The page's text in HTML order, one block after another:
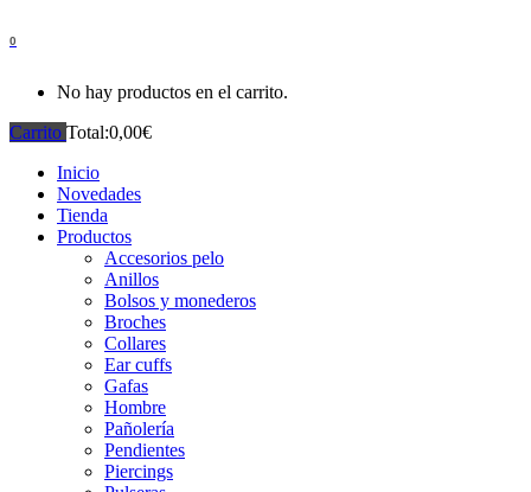
0
No hay productos en el carrito.
Carrito Total:0,00€
Inicio
Novedades
Tienda
Productos
Accesorios pelo
Anillos
Bolsos y monederos
Broches
Collares
Ear cuffs
Gafas
Hombre
Pañolería
Pendientes
Piercings